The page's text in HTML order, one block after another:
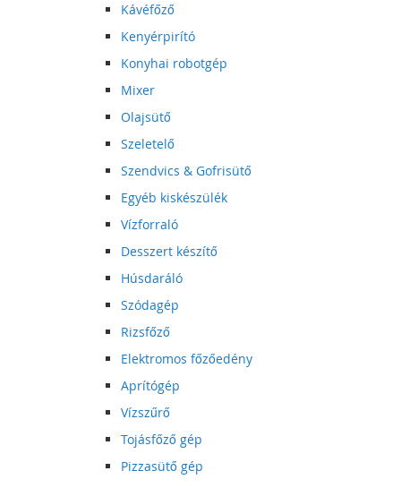
Kávéfőző
Kenyérpirító
Konyhai robotgép
Mixer
Olajsütő
Szeletelő
Szendvics & Gofrisütő
Egyéb kiskészülék
Vízforraló
Desszert készítő
Húsdaráló
Szódagép
Rizsfőző
Elektromos főzőedény
Aprítógép
Vízszűrő
Tojásfőző gép
Pizzasütő gép